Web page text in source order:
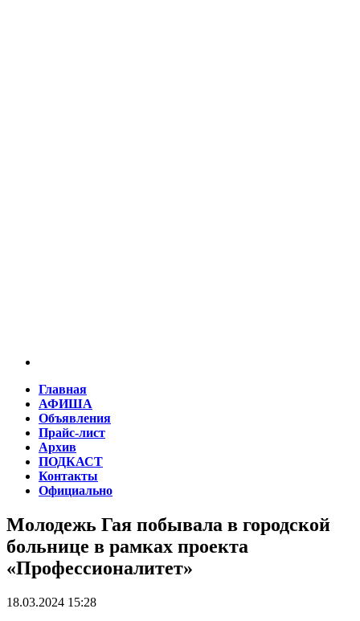
Главная
АФИША
Объявления
Прайс-лист
Архив
ПОДКАСТ
Контакты
Официально
Молодежь Гая побывала в городской
больнице в рамках проекта
«Профессионалитет»
18.03.2024 15:28